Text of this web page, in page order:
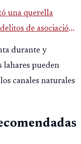
una querella
de asociación
durante y
lahares pueden
canales naturales